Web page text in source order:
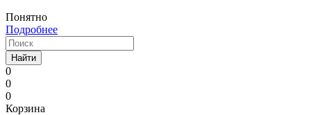
Понятно
Подробнее
Найти
0
0
0
Корзина